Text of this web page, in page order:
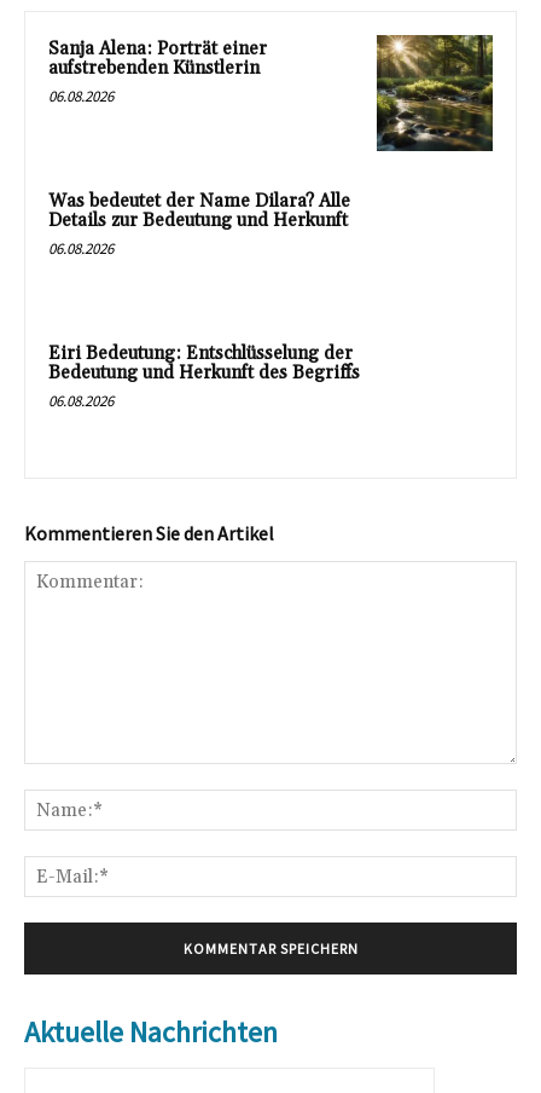
Sanja Alena: Porträt einer
aufstrebenden Künstlerin
06.08.2026
Was bedeutet der Name Dilara? Alle
Details zur Bedeutung und Herkunft
06.08.2026
Eiri Bedeutung: Entschlüsselung der
Bedeutung und Herkunft des Begriffs
06.08.2026
Kommentieren Sie den Artikel
Aktuelle Nachrichten